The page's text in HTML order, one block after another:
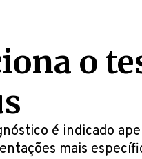
o
é indicado
mais